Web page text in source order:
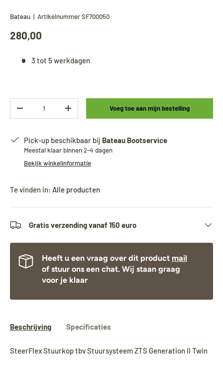
Bateau | ArtikelnummerSF700050
280,00
3 tot 5 werkdagen
-
+ Voeg toe aan mijn bestelling
Pick-up beschikbaar bij Bateau Bootservice
Meestal klaar binnen 2-4 dagen
Bekijk winkelinformatie
Te vinden in: Alle producten
Gratis verzending vanaf 150 euro
Heeft u een vraag over dit product mail
of stuur ons een chat. Wij staan graag
voor je klaar
Beschrijving Specificaties
SteerFlex Stuurkop tbv Stuursysteem ZTS Generation ll Twin